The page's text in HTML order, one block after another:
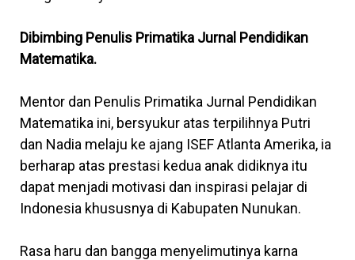
Dibimbing Penulis Primatika Jurnal Pendidikan
Matematika.
Mentor dan Penulis Primatika Jurnal Pendidikan
Matematika ini, bersyukur atas terpilihnya Putri
dan Nadia melaju ke ajang ISEF Atlanta Amerika, ia
berharap atas prestasi kedua anak didiknya itu
dapat menjadi motivasi dan inspirasi pelajar di
Indonesia khususnya di Kabupaten Nunukan.
Rasa haru dan bangga menyelimutinya karna